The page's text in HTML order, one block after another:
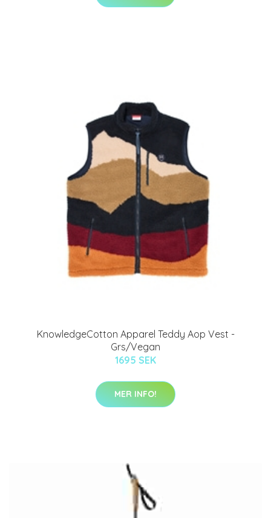
KnowledgeCotton Apparel Teddy Aop Vest -
Grs/Vegan
1695 SEK
MER INFO!